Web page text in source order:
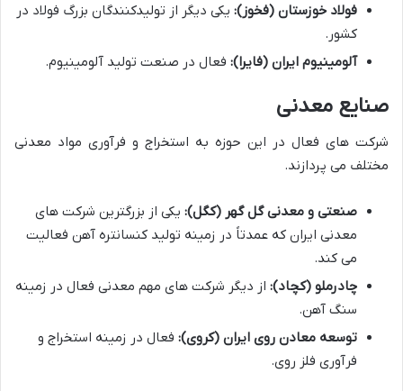
فولاد خوزستان (فخوز): یکی دیگر از تولیدکنندگان بزرگ فولاد در
کشور.
آلومینیوم ایران (فایرا): فعال در صنعت تولید آلومینیوم.
صنایع معدنی
شرکت های فعال در این حوزه به استخراج و فرآوری مواد معدنی
مختلف می پردازند.
صنعتی و معدنی گل گهر (کگل): یکی از بزرگترین شرکت های
معدنی ایران که عمدتاً در زمینه تولید کنسانتره آهن فعالیت
می کند.
چادرملو (کچاد): از دیگر شرکت های مهم معدنی فعال در زمینه
سنگ آهن.
توسعه معادن روی ایران (کروی): فعال در زمینه استخراج و
فرآوری فلز روی.